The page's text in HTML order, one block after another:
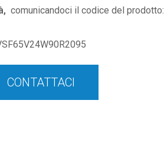
comunicandoci il codice del prodotto:
CONTATTACI